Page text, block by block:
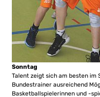
Sonntag
Talent zeigt sich am besten im
Bundestrainer ausreichend
Basketballspielerinnen und -